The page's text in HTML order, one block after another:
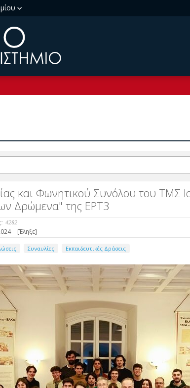
και Φωνητικού Συνόλου του ΤΜΣ
Δρώμενα" της ΕΡΤ3
4282
[Έληξε]
Συναυλίες Εκπαιδευτικές Δράσεις